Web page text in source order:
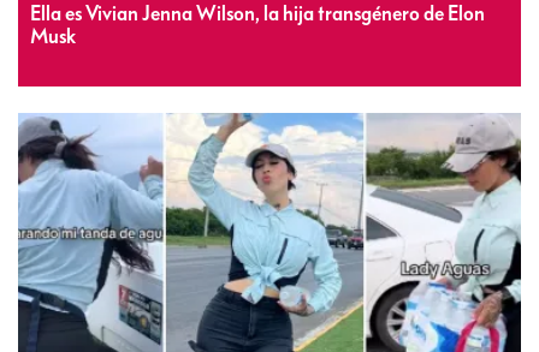
Ella es Vivian Jenna Wilson, la hija transgénero de Elon
Musk